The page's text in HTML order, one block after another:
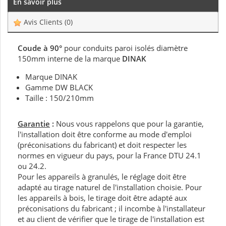
En savoir plus
Avis Clients (0)
Coude à 90° pour conduits paroi isolés diamètre
150mm interne de la marque DINAK
Marque DINAK
Gamme DW BLACK
Taille : 150/210mm
Garantie : Nous vous rappelons que pour la garantie,
l'installation doit être conforme au mode d'emploi
(préconisations du fabricant) et doit respecter les
normes en vigueur du pays, pour la France DTU 24.1
ou 24.2.
Pour les appareils à granulés, le réglage doit être
adapté au tirage naturel de l'installation choisie. Pour
les appareils à bois, le tirage doit être adapté aux
préconisations du fabricant ; il incombe à l'installateur
et au client de vérifier que le tirage de l'installation est